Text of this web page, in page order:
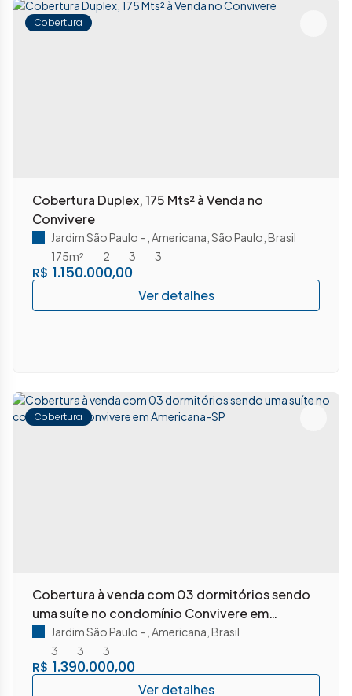
Cobertura
Cobertura Duplex, 175 Mts² à Venda no
Convivere
R$ 1.150.000,00
Jardim São Paulo Americana São Paulo Brasil
2
3
175m² 3
Cobertura
Cobertura à venda com 03 dormitórios sendo
uma suíte no condomínio Convivere em
Americana-SP
R$ 1.390.000,00
Jardim São Paulo Americana Brasil
3
3 3